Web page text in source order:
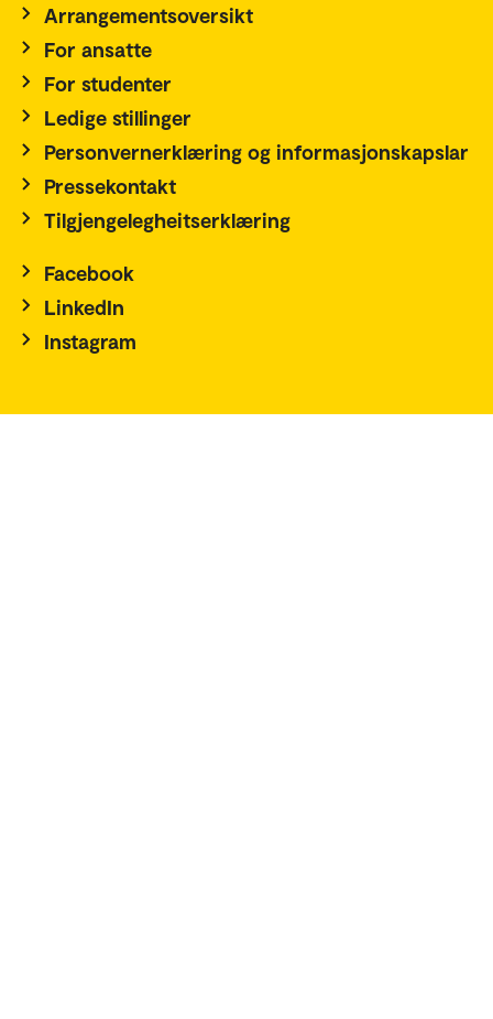
Arrangementsoversikt
For ansatte
For studenter
Ledige stillinger
Personvernerklæring og informasjonskapslar
Pressekontakt
Tilgjengelegheitserklæring
Facebook
LinkedIn
Instagram